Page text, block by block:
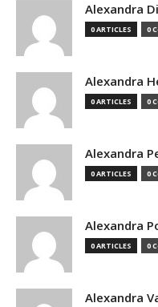
Alexandra
0 ARTICLES 0
Alexandra
0 ARTICLES 0
Alexandra
0 ARTICLES 0
Alexandra
0 ARTICLES 0
Alexandra